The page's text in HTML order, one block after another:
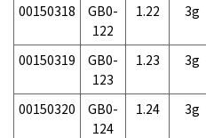
00150318
GB0-
122
1.22 3g
00150319
GB0-
123
1.23 3g
00150320
GB0-
124
1.24 3g